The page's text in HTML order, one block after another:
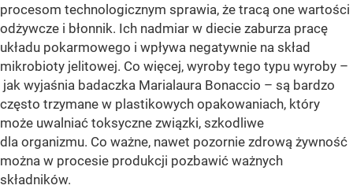
procesom technologicznym sprawia, że tracą one wartości
odżywcze i błonnik. Ich nadmiar w diecie zaburza pracę
układu pokarmowego i wpływa negatywnie na skład
mikrobioty jelitowej. Co więcej, wyroby tego typu wyroby –
jak wyjaśnia badaczka Marialaura Bonaccio – są bardzo
często trzymane w plastikowych opakowaniach, który
może uwalniać toksyczne związki, szkodliwe
dla organizmu. Co ważne, nawet pozornie zdrową żywność
można w procesie produkcji pozbawić ważnych
składników.